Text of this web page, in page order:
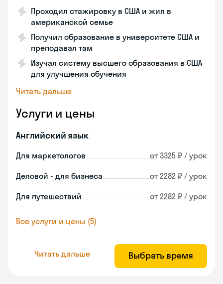
Проходил стажировку в США и жил в
американской семье
Получил образование в университете США и
преподавал там
Изучал систему высшего образования в США
для улучшения обучения
Читать дальше
Услуги и цены
Английский язык
Для маркетологов от 3325 ₽ / урок
Деловой - для бизнеса от 2282 ₽ / урок
Для путешествий от 2282 ₽ / урок
Все услуги и цены (5)
Читать дальше Выбрать время